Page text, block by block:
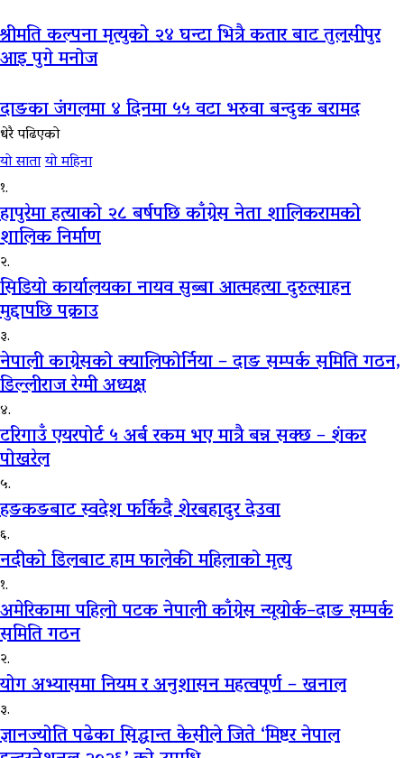
श्रीमति कल्पना मृत्युको २४ घन्टा भित्रै कतार बाट तुलसीपुर
आइ पुगे मनोज
दाङका जंगलमा ४ दिनमा ५५ वटा भरुवा बन्दुक बरामद
धेरै पढिएको
यो सातायो महिना
१.
हापुरेमा हत्याको २८ बर्षपछि काँग्रेस नेता शालिकरामको
शालिक निर्माण
२.
सिडियो कार्यालयका नायव सुब्बा आत्महत्या दुरुत्साहन
मुद्दापछि पक्राउ
३.
नेपाली काग्रेसको क्यालिफोर्निया – दाङ सम्पर्क समिति गठन,
डिल्लीराज रेग्मी अध्यक्ष
४.
टरिगाउँ एयरपोर्ट ५ अर्ब रकम भए मात्रै बन्न सक्छ – शंकर
पोखरेल
५.
हङकङबाट स्वदेश फर्किदै शेरबहादुर देउवा
६.
नदीको डिलबाट हाम फालेकी महिलाको मृत्यु
१.
अमेरिकामा पहिलो पटक नेपाली काँग्रेस न्यूयोर्क–दाङ सम्पर्क
समिति गठन
२.
योग अभ्यासमा नियम र अनुशासन महत्वपूर्ण – खनाल
३.
ज्ञानज्योति पढेका सिद्धान्त केसीले जिते ‘मिष्टर नेपाल